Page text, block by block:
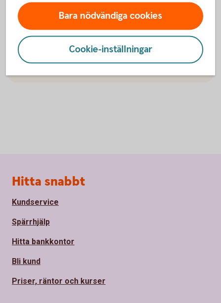
Säkerhetsprogram
Ladda ner BankID-programmet -
säkerhetsprogram(install.bankid.com)
Bara nödvändiga cookies
Cookie-inställningar
Sidfot
Hitta snabbt
Kundservice
Spärrhjälp
Hitta bankkontor
Bli kund
Priser, räntor och kurser